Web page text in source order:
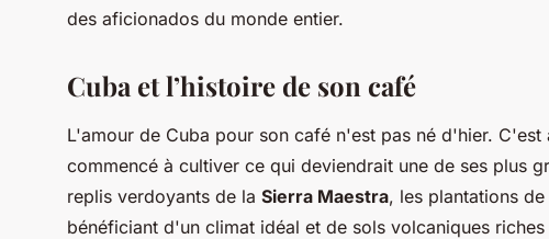
des aficionados du monde entier.
Cuba et l’histoire de son café
L'amour de Cuba pour son café n'est pas né d'hier. C'est
commencé à cultiver ce qui deviendrait une de ses plus
replis verdoyants de la Sierra Maestra, les plantations
bénéficiant d'un climat idéal et de sols volcaniques